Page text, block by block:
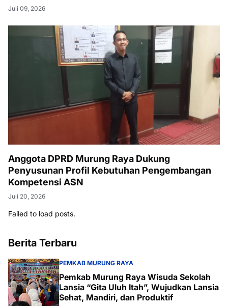
Juli 09, 2026
Anggota DPRD Murung Raya Dukung
Penyusunan Profil Kebutuhan Pengembangan
Kompetensi ASN
Juli 20, 2026
Failed to load posts.
Berita Terbaru
PEMKAB MURUNG RAYA
Pemkab Murung Raya Wisuda Sekolah
Lansia “Gita Uluh Itah”, Wujudkan Lansia
Sehat, Mandiri, dan Produktif